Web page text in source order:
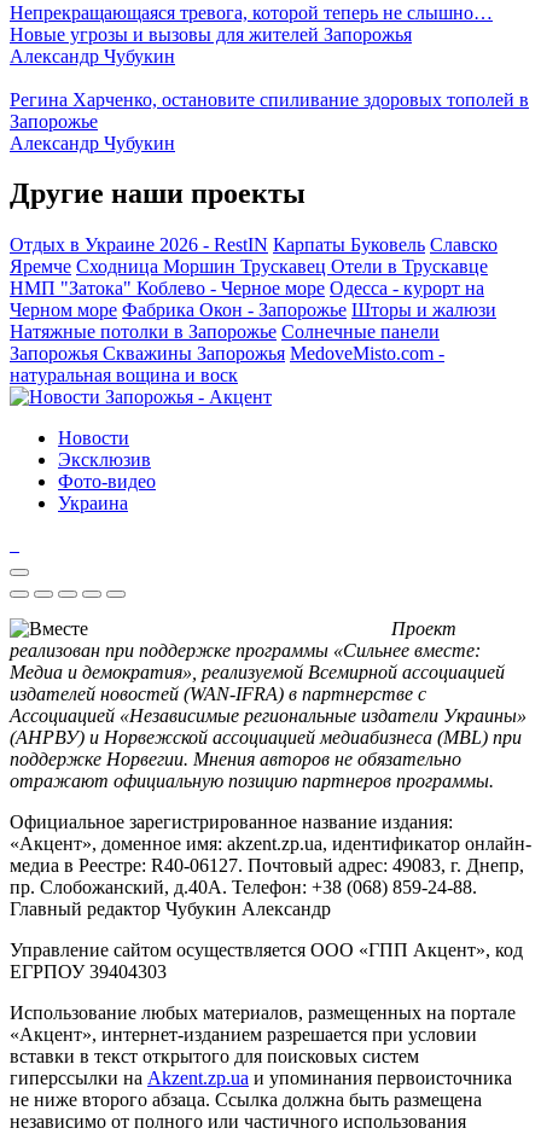
Непрекращающаяся тревога, которой теперь не слышно…
Новые угрозы и вызовы для жителей Запорожья
Александр Чубукин
Регина Харченко, остановите спиливание здоровых тополей в
Запорожье
Александр Чубукин
Другие наши проекты
Отдых в Украине 2026 - RestIN Карпаты Буковель Славско
Яремче Сходница Моршин Трускавец Отели в Трускавце
НМП "Затока" Коблево - Черное море Одесса - курорт на
Черном море Фабрика Окон - Запорожье Шторы и жалюзи
Натяжные потолки в Запорожье Солнечные панели
Запорожья Скважины Запорожья MedoveMisto.com -
натуральная вощина и воск
Новости
Эксклюзив
Фото-видео
Украина
Проект
реализован при поддержке программы «Сильнее вместе:
Медиа и демократия», реализуемой Всемирной ассоциацией
издателей новостей (WAN-IFRA) в партнерстве с
Ассоциацией «Независимые региональные издатели Украины»
(АНРВУ) и Норвежской ассоциацией медиабизнеса (MBL) при
поддержке Норвегии. Мнения авторов не обязательно
отражают официальную позицию партнеров программы.
Официальное зарегистрированное название издания:
«Акцент», доменное имя: akzent.zp.ua, идентификатор онлайн-
медиа в Реестре: R40-06127. Почтовый адрес: 49083, г. Днепр,
пр. Слобожанский, д.40А. Телефон: +38 (068) 859-24-88.
Главный редактор Чубукин Александр
Управление сайтом осуществляется ООО «ГПП Акцент», код
ЕГРПОУ 39404303
Использование любых материалов, размещенных на портале
«Акцент», интернет-изданием разрешается при условии
вставки в текст открытого для поисковых систем
гиперссылки на Akzent.zp.ua и упоминания первоисточника
не ниже второго абзаца. Ссылка должна быть размещена
независимо от полного или частичного использования